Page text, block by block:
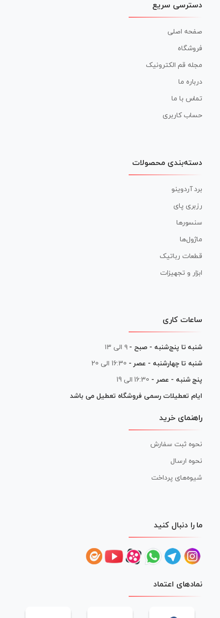
دسترسی سریع
صفحه اصلی
فروشگاه
مجله قم الکترونیک
درباره ما
تماس با ما
حساب کاربری
دسته‌بندی محصولات
برد آردوینو
رزبری پای
سنسورها
ماژول‌ها
قطعات رباتیک
ابزار و تجهیزات
ساعات کاری
شنبه تا پنج‌شنبه - صبح - ۹ الی ۱۳
شنبه تا چهارشنبه - عصر - 16:30 الی 20
پنج شنبه - عصر - 16:30 الی 19
ایام تعطیلات رسمی فروشگاه تعطیل می باشد
راهنمای خرید
نحوه ثبت سفارش
نحوه ارسال
شیوه‌های پرداخت
ما را دنبال کنید
نمادهای اعتماد